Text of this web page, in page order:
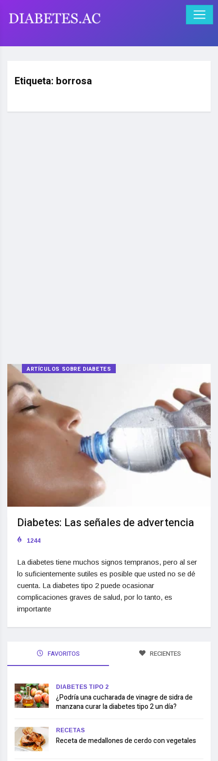
Etiqueta: borrosa
ARTÍCULOS SOBRE DIABETES
Diabetes: Las señales de advertencia
1244
La diabetes tiene muchos signos tempranos, pero al ser
lo suficientemente sutiles es posible que usted no se dé
cuenta. La diabetes tipo 2 puede ocasionar
complicaciones graves de salud, por lo tanto, es
importante
FAVORITOS RECIENTES
DIABETES TIPO 2
¿Podría una cucharada de vinagre de sidra de
manzana curar la diabetes tipo 2 un día?
RECETAS
Receta de medallones de cerdo con vegetales